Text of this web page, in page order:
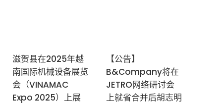
滋贺县在2025年越
南国际机械设备展览
会（VINAMAC
Expo 2025）上展
【公告】
B&Company将在
JETRO网络研讨会
上就省合并后胡志明